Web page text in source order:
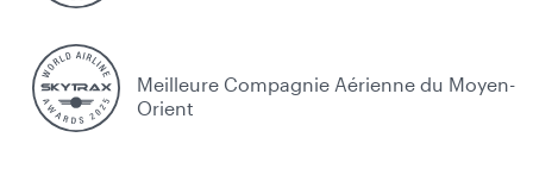
Meilleure Compagnie Aérienne du Moyen-
Orient